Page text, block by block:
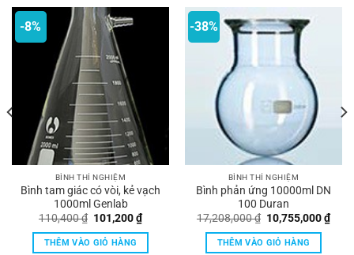
-8%
BÌNH THÍ NGHIỆM
Bình tam giác có vòi, kẻ vạch
1000ml Genlab
110,400₫ Giá
là:
110,400 ₫.
101,200₫Giá
hiện
tại
THÊM VÀO GIỎ HÀNG
-38%
BÌNH THÍ NGHIỆM
Bình phản ứng 10000ml DN
100 Duran
17,208,000₫ Giá
gốc
là:
17,208,000 ₫.
10,755,000₫Giá
hiện
THÊM VÀO GIỎ HÀNG